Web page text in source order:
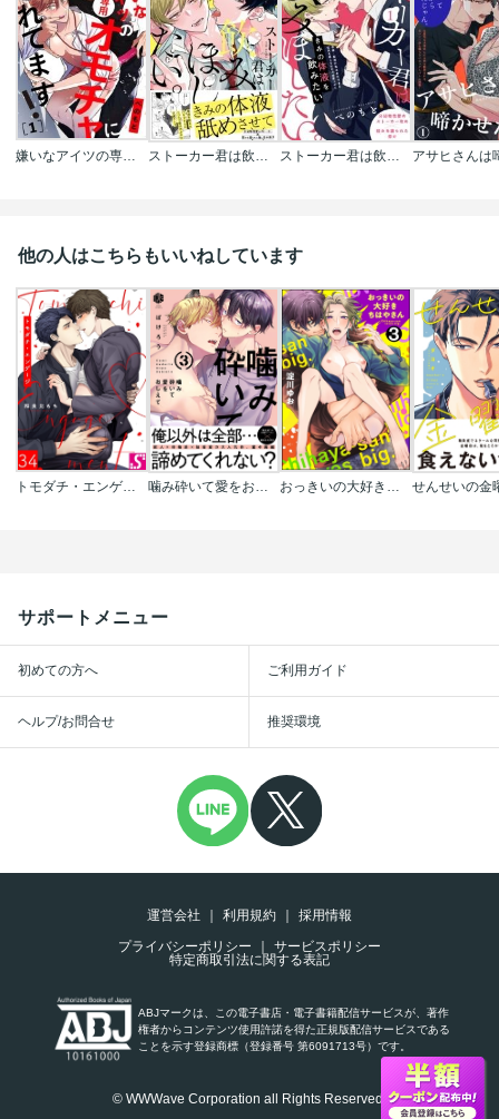
他の人はこちらもいいねしています
トモダチ・エンゲージ 噛み砕いて愛をおしえて【コミックス版】 おっきいの大好きちはやさん(分冊版)
サポートメニュー
初めての方へ ご利用ガイド
ヘルプ/お問合せ 推奨環境
運営会社 利用規約
採用情報
プライバシーポリシー
サービスポリシー
特定商取引法に関する表記
ABJマークは、この電子書店・電子書籍配信サービスが、著作
権者からコンテンツ使用許諾を得た正規版配信サービスである
ことを示す登録商標（登録番号 第6091713号）です。
© WWWave Corporation all Rights Reserved.